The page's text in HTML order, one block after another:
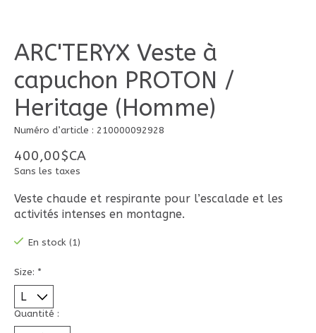
ARC'TERYX Veste à
capuchon PROTON /
Heritage (Homme)
Numéro d’article : 210000092928
400,00$CA
Sans les taxes
Veste chaude et respirante pour l’escalade et les
activités intenses en montagne.
En stock (1)
Size: *
Quantité :